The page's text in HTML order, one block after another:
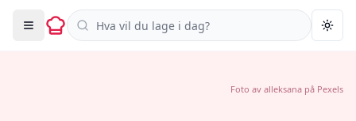
Søk i oppskrifter
Foto av alleksana på Pexels